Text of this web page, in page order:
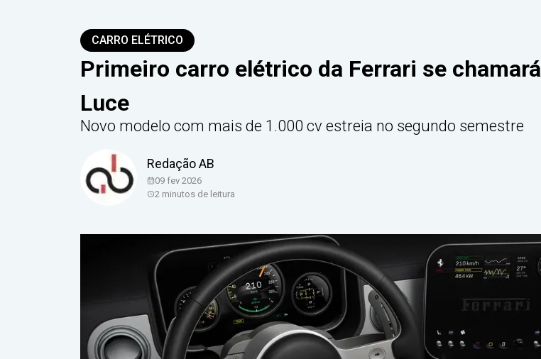
CARRO ELÉTRICO
Primeiro carro elétrico da Ferrari se chamará
Luce
Novo modelo com mais de 1.000 cv estreia no segundo semestre
Redação AB
09 fev 2026
2 minutos de leitura